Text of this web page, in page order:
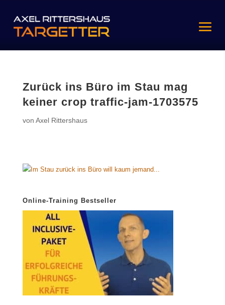
Zurück ins Büro im Stau mag
keiner crop traffic-jam-1703575
von Axel Rittershaus
Online-Training Bestseller